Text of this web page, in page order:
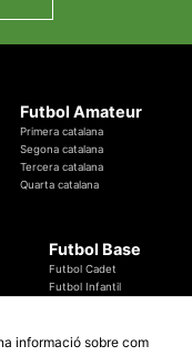
Futbol Amateur
Primera catalana
Segona catalana
Tercera catalana
Quarta catalana
Futbol Base
Futbol Cadet
Futbol Infantil
informació sobre com